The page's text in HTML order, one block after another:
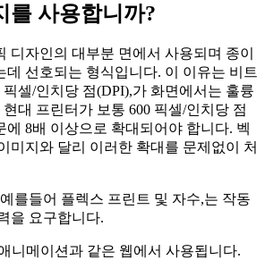
를 사용합니까?
디자인의 대부분 면에서 사용되며 종이
데 선호되는 형식입니다. 이 이유는 비트
셀/인치당 점(DPI),가 화면에서는 훌륭
대 프린터가 보통 600 픽셀/인치당 점
에 8배 이상으로 확대되어야 합니다. 벡
미지와 달리 이러한 확대를 문제없이 처
를들어 플렉스 프린트 및 자수,는 작동
을 요구합니다.
니메이션과 같은 웹에서 사용됩니다.